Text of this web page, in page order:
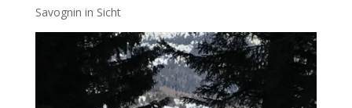
Savognin in Sicht